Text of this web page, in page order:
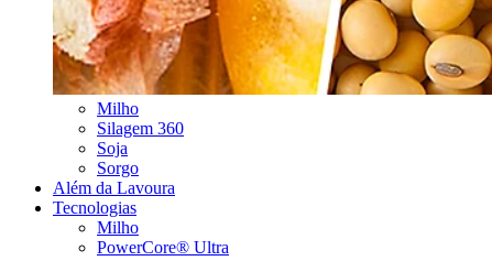
Milho
Silagem 360
Soja
Sorgo
Além da Lavoura
Tecnologias
Milho
PowerCore® Ultra